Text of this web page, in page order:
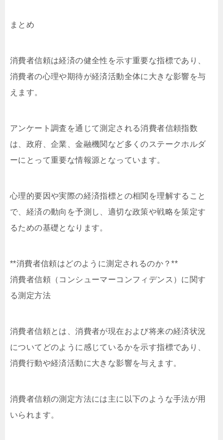
まとめ
消費者信頼は経済の健全性を示す重要な指標であり、
消費者の心理や期待が経済活動全体に大きな影響を与
えます。
アンケート調査を通じて測定される消費者信頼指数
は、政府、企業、金融機関など多くのステークホルダ
ーにとって重要な情報源となっています。
心理的要因や実際の経済指標との相関を理解すること
で、経済の動向を予測し、適切な政策や戦略を策定す
るための基礎となります。
**消費者信頼はどのように測定されるのか？**
消費者信頼（コンシューマーコンフィデンス）に関す
る測定方法
消費者信頼とは、消費者が現在および将来の経済状況
についてどのように感じているかを示す指標であり、
消費行動や経済活動に大きな影響を与えます。
消費者信頼の測定方法には主に以下のような手法が用
いられます。